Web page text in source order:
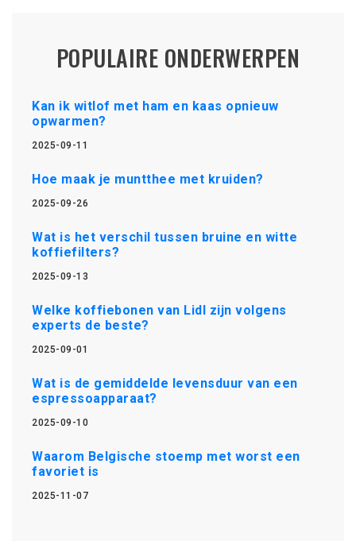
POPULAIRE ONDERWERPEN
Kan ik witlof met ham en kaas opnieuw
opwarmen?
2025-09-11
Hoe maak je muntthee met kruiden?
2025-09-26
Wat is het verschil tussen bruine en witte
koffiefilters?
2025-09-13
Welke koffiebonen van Lidl zijn volgens
experts de beste?
2025-09-01
Wat is de gemiddelde levensduur van een
espressoapparaat?
2025-09-10
Waarom Belgische stoemp met worst een
favoriet is
2025-11-07